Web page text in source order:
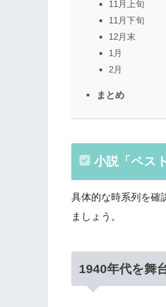
11月上旬
11月下旬
12月末
1月
2月
まとめ
小説「ペス
具体的な時系列を確
ましょう。
1940年代を舞